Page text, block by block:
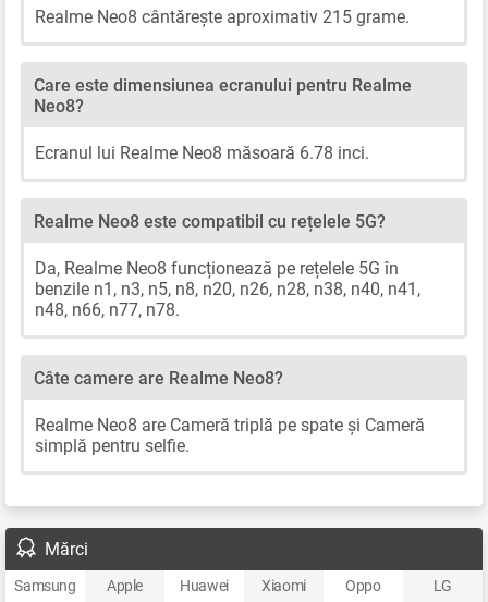
Realme Neo8 cântărește aproximativ 215 grame.
Care este dimensiunea ecranului pentru Realme
Neo8?
Ecranul lui Realme Neo8 măsoară 6.78 inci.
Realme Neo8 este compatibil cu rețelele 5G?
Da, Realme Neo8 funcționează pe rețelele 5G în
benzile n1, n3, n5, n8, n20, n26, n28, n38, n40, n41,
n48, n66, n77, n78.
Câte camere are Realme Neo8?
Realme Neo8 are Cameră triplă pe spate și Cameră
simplă pentru selfie.
Mărci
Samsung Apple Huawei Xiaomi Oppo
LG